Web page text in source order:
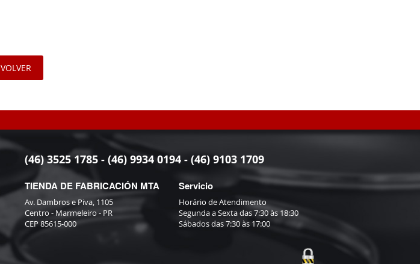
VOLVER
(46) 3525 1785 - (46) 9934 0194 - (46) 9103 1709
TIENDA DE FABRICACIÓN MTA
Av. Dambros e Piva, 1105
Centro - Marmeleiro - PR
CEP 85615-000
Servicio
Horário de Atendimento
Segunda a Sexta das 7:30 às 18:30
Sábados das 7:30 às 17:00